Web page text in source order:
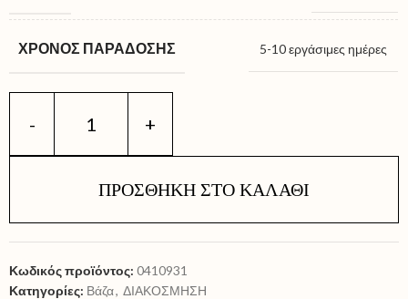
ΧΡΌΝΟΣ ΠΑΡΆΔΟΣΗΣ 5-10 εργάσιμες ημέρες
ΠΡΟΣΘΉΚΗ ΣΤΟ ΚΑΛΆΘΙ
Κωδικός προϊόντος: 0410931
Κατηγορίες: Βάζα, ΔΙΑΚΟΣΜΗΣΗ